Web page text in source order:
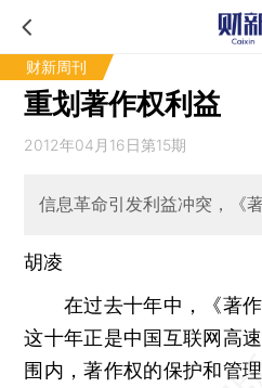
财新周刊
重划著作权利益
2012年04月16日第15期
信息革命引发利益冲突，《
胡凌
在过去十年中，《著作
这十年正是中国互联网高
围内，著作权的保护和管